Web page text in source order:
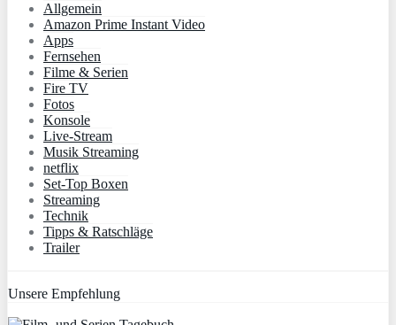
Allgemein
Amazon Prime Instant Video
Apps
Fernsehen
Filme & Serien
Fire TV
Fotos
Konsole
Live-Stream
Musik Streaming
netflix
Set-Top Boxen
Streaming
Technik
Tipps & Ratschläge
Trailer
Unsere Empfehlung